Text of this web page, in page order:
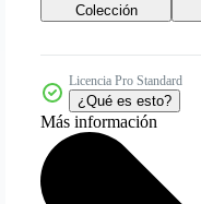
Colección
Licencia Pro Standard
¿Qué es esto?
Más información